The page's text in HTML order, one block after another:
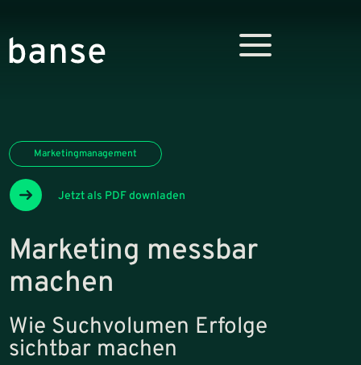
Jetzt als PDF downladen
Marketingmanagement
Marketing messbar
machen
Wie Suchvolumen Erfolge
sichtbar machen